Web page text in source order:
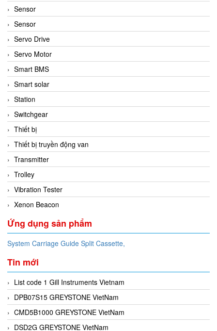
Sensor
Sensor
Servo Drive
Servo Motor
Smart BMS
Smart solar
Station
Switchgear
Thiết bị
Thiết bị truyền động van
Transmitter
Trolley
Vibration Tester
Xenon Beacon
Ứng dụng sản phẩm
System Carriage Guide Split Cassette,
Tin mới
List code 1 Gill Instruments Vietnam
DPB07S15 GREYSTONE VietNam
CMD5B1000 GREYSTONE VietNam
DSD2G GREYSTONE VietNam